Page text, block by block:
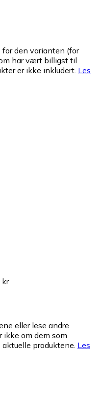
den varianten (for
har vært billigst til
er ikke inkludert. Les
kr
eller lese andre
ikke om dem som
produktene. Les